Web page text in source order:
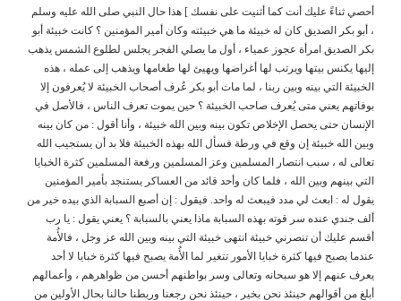
أحصي ثناءً عليك أنت كما أثنيت على نفسك ] هذا حال النبي صلى الله عليه وسلم
، أبو بكر الصديق كان له خبيئة ما هي خبيئته وكان أمير المؤمنين ؟ كانت خبيئة أبو
بكر الصديق امرأة عجوز عمياء ، أول ما يصلي الفجر يجلس لطلوع الشمس يذهب
إليها يكنس بيتها ويرتب لها أغراضها ويهيئ لها طعامها ويذهب إلى عمله ، هذه
الخبيئة التي بينه وبين ربنا ، لما مات أبو بكر عُرف أصحاب الخبيئة لا يُعرفون إلا
بوفاتهم يعني متى يُعرف صاحب الخبيئة ؟ حين يموت تعرف الناس ، فالأصل في
الإنسان حتى يحصل الإخلاص تكون بينه وبين الله خبيئة ، وأنا أقول : من كان بينه
وبين الله خبيئة إن وقع في ورطة فسأل الله بهذه الخبيئة فلا بد أن يستجيب الله
تعالى له ، سبب انتصار المسلمين وعز المسلمين ورفعة المسلمين كثرة الخبايا
التي بينهم وبين الله ، فلما كان وأحد قائد من العساكر يستنجد بأمير المؤمنين
يقول له : ابعث لي مدد فيبعث له واحد. فيقول : إن أصبع السبابة الذي بيده خير من
ألف جندي عنده سر قوته بهذه السبابة ماذا يعني بالسبابة ؟ يعني يقول : يا رب
أقسم عليك أن تنصرني خبيئة انتهى خبيئة التي بينه وبين الله عز وجل ، فالأُمة
عندما يصبح فيها كثرة خبايا الأمور تتغير لما الأُمة يصبح فيها كثرة خبايا لا أحد
يعرف عنهم إلا هو سبحانه وتعالى وسر بواطنهم أحسن من ظواهرهم ، وأعمالهم
أبلغ من أقوالهم حينئذ نحن بخير ، حينئذ نحن رجعنا وربطنا حالنا بحال الأولين من